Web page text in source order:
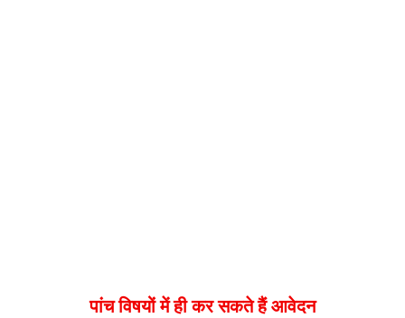
पांच विषयों में ही कर सकते हैं आवेदन